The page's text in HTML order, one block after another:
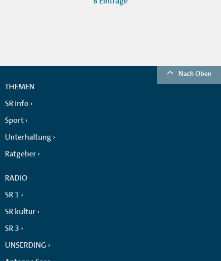
Nach Oben
THEMEN
SR info
Sport
Unterhaltung
Ratgeber
RADIO
SR 1
SR kultur
SR 3
UNSERDING